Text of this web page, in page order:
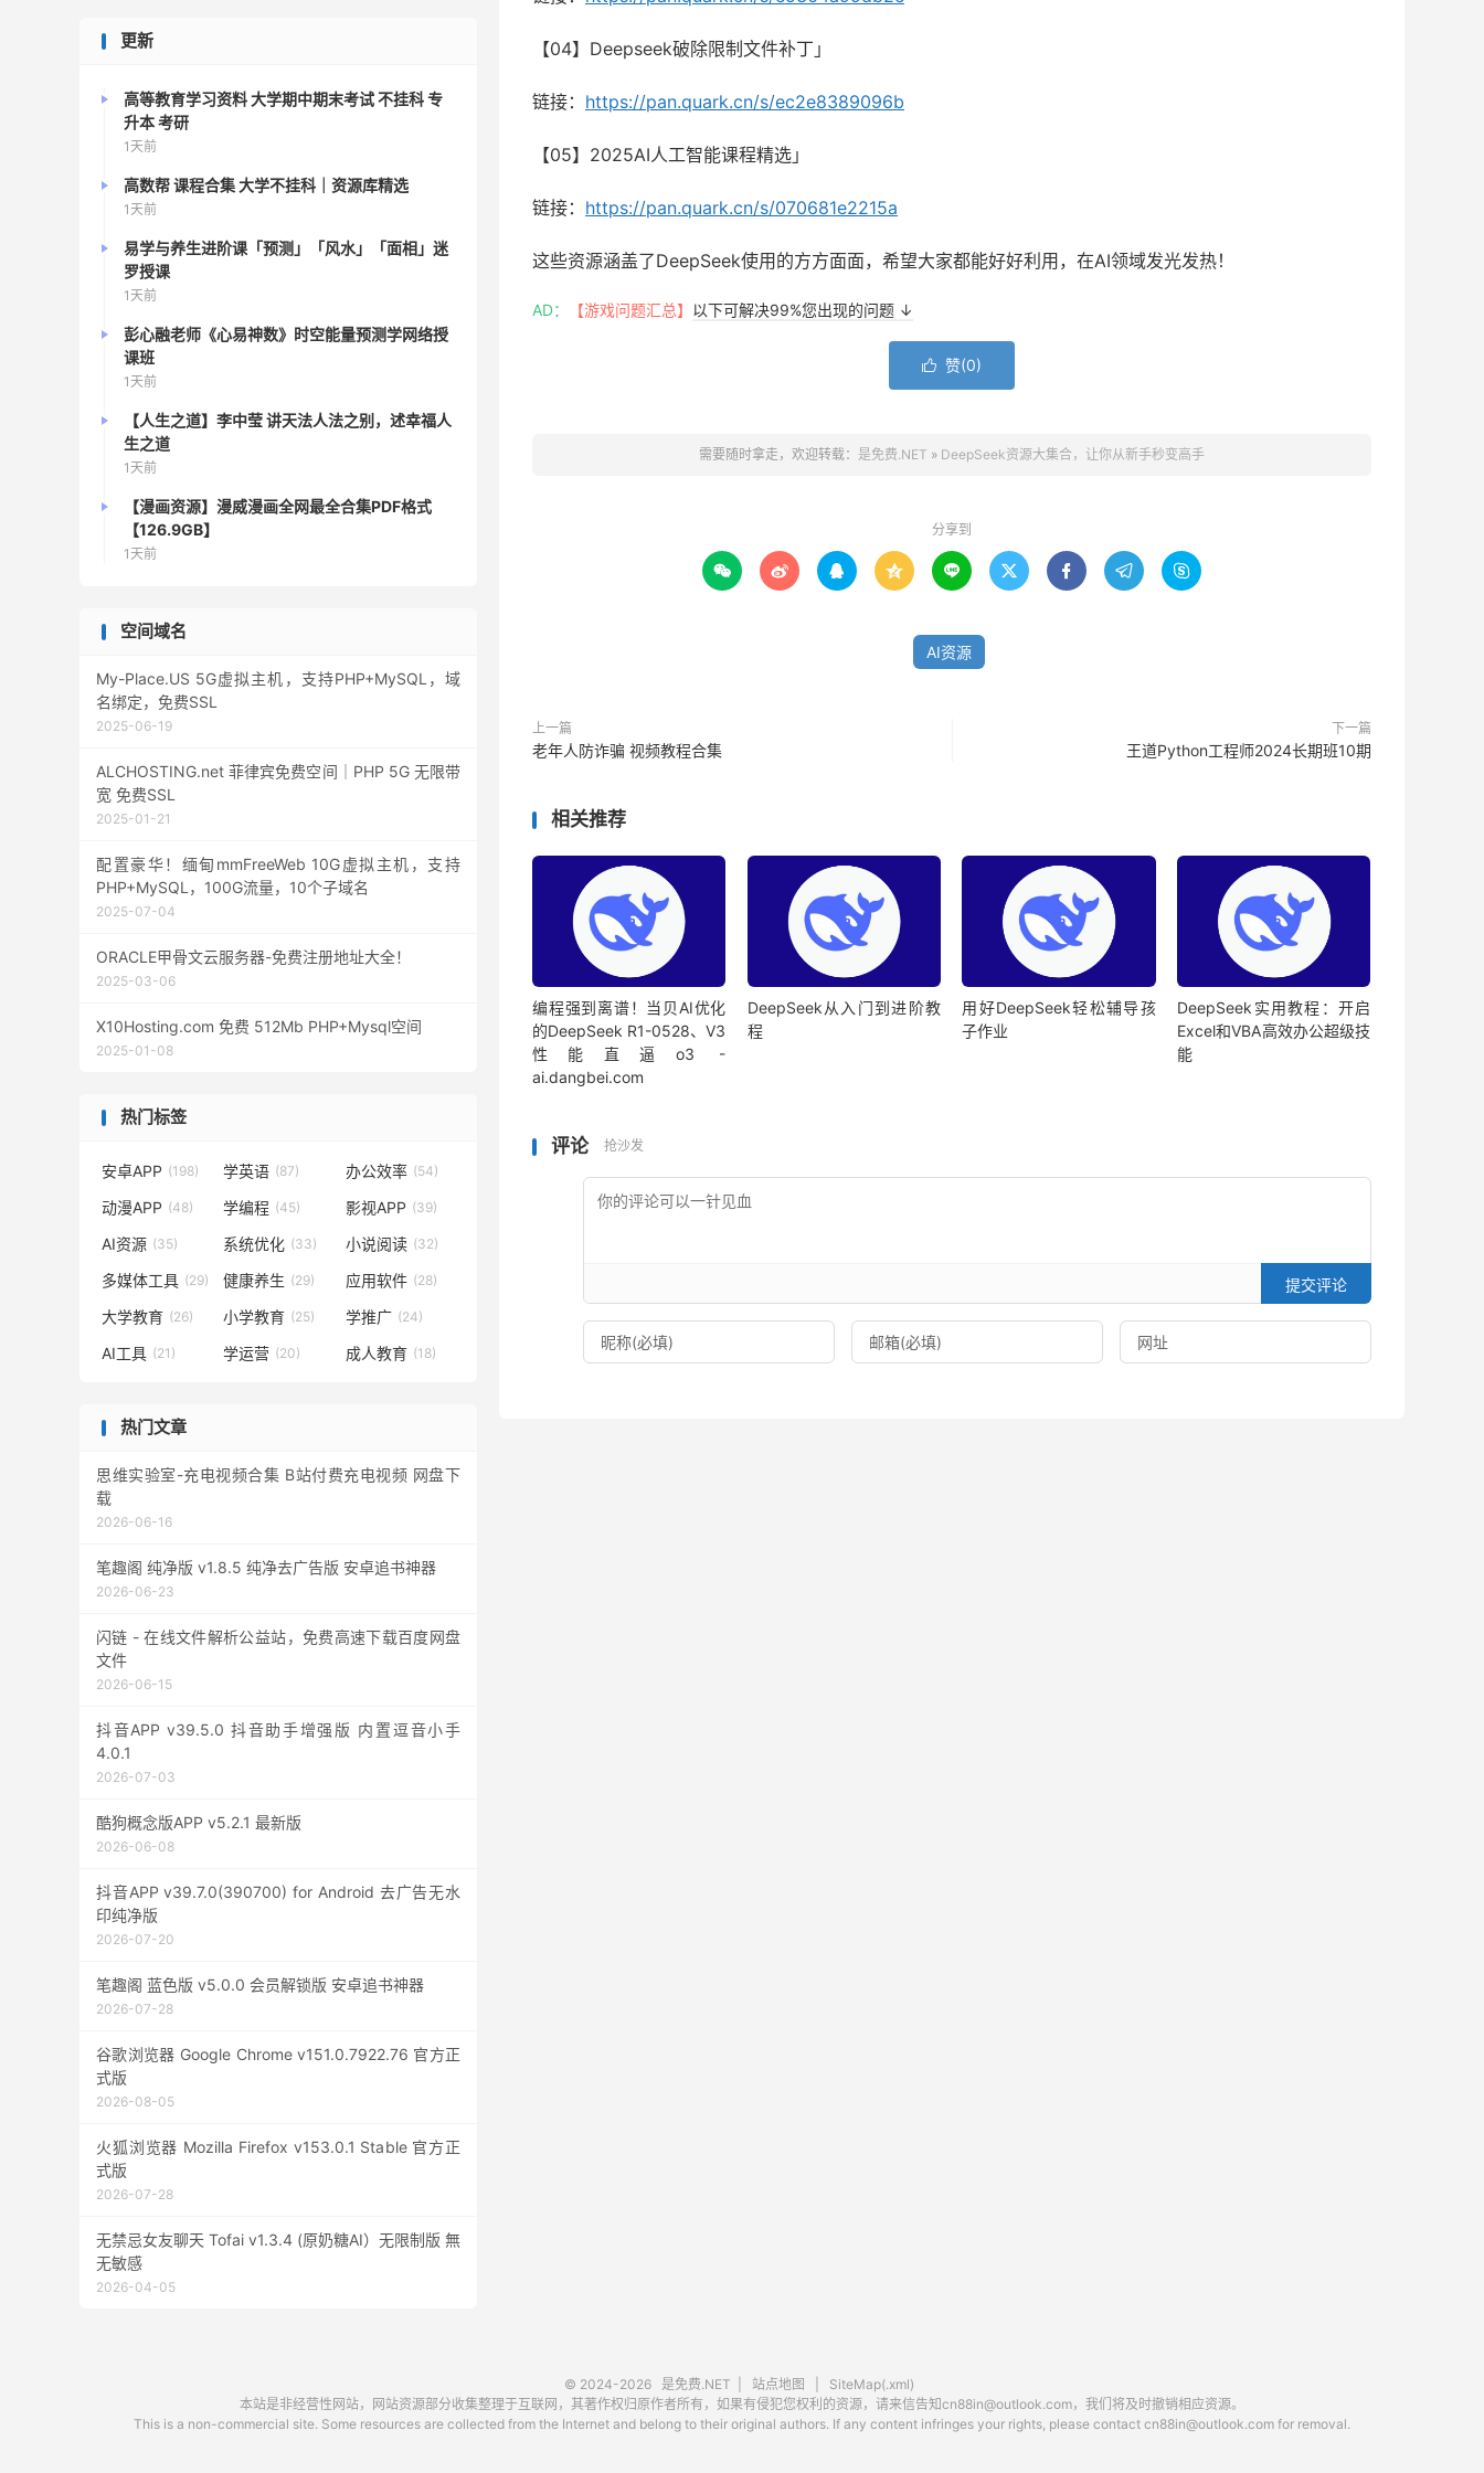
【04】Deepseek破除限制文件补丁」
链接： https://pan.quark.cn/s/ec2e8389096b
【05】2025AI人工智能课程精选」
链接： https://pan.quark.cn/s/070681e2215a
这些资源涵盖了DeepSeek使用的方方面面，希望大家都能好好利用，在AI领域发光发热！
AD： 【游戏问题汇总】 以下可解决99%您出现的问题 ↓
 赞(0)
需要随时拿走，欢迎转载： 是免费.NET » DeepSeek资源大集合，让你从新手秒变高手
分享到
        
AI资源
上一篇
老年人防诈骗 视频教程合集
下一篇
王道Python工程师2024长期班10期
相关推荐
编程强到离谱！当贝AI优化
的DeepSeek R1-0528、V3
性能直逼o3 -
ai.dangbei.com
DeepSeek从入门到进阶教
程
用好DeepSeek轻松辅导孩
子作业
DeepSeek实用教程：开启
Excel和VBA高效办公超级技
能
评论 抢沙发
提交评论
更新
高等教育学习资料 大学期中期末考试 不挂科 专
升本 考研
1天前
高数帮 课程合集 大学不挂科｜资源库精选
1天前
易学与养生进阶课「预测」「风水」「面相」迷
罗授课
1天前
彭心融老师《心易神数》时空能量预测学网络授
课班
1天前
【人生之道】李中莹 讲天法人法之别，述幸福人
生之道
1天前
【漫画资源】漫威漫画全网最全合集PDF格式
【126.9GB】
1天前
空间域名
My-Place.US 5G虚拟主机，支持PHP+MySQL，域
名绑定，免费SSL
2025-06-19
ALCHOSTING.net 菲律宾免费空间｜PHP 5G 无限带
宽 免费SSL
2025-01-21
配置豪华！缅甸mmFreeWeb 10G虚拟主机，支持
PHP+MySQL，100G流量，10个子域名
2025-07-04
ORACLE甲骨文云服务器-免费注册地址大全！
2025-03-06
X10Hosting.com 免费 512Mb PHP+Mysql空间
2025-01-08
热门标签
安卓APP (198) 学英语 (87) 办公效率 (54)
动漫APP (48) 学编程 (45) 影视APP (39)
AI资源 (35) 系统优化 (33) 小说阅读 (32)
多媒体工具 (29) 健康养生 (29) 应用软件 (28)
大学教育 (26) 小学教育 (25) 学推广 (24)
AI工具 (21) 学运营 (20) 成人教育 (18)
热门文章
思维实验室-充电视频合集 B站付费充电视频 网盘下
载
2026-06-16
笔趣阁 纯净版 v1.8.5 纯净去广告版 安卓追书神器
2026-06-23
闪链 - 在线文件解析公益站，免费高速下载百度网盘
文件
2026-06-15
抖音APP v39.5.0 抖音助手增强版 内置逗音小手
4.0.1
2026-07-03
酷狗概念版APP v5.2.1 最新版
2026-06-08
抖音APP v39.7.0(390700) for Android 去广告无水
印纯净版
2026-07-20
笔趣阁 蓝色版 v5.0.0 会员解锁版 安卓追书神器
2026-07-28
谷歌浏览器 Google Chrome v151.0.7922.76 官方正
式版
2026-08-05
火狐浏览器 Mozilla Firefox v153.0.1 Stable 官方正
式版
2026-07-28
无禁忌女友聊天 Tofai v1.3.4 (原奶糖AI）无限制版 無
无敏感
2026-04-05
© 2024-2026 是免费.NET 站点地图
SiteMap(.xml)
本站是非经营性网站，网站资源部分收集整理于互联网，其著作权归原作者所有，如果有侵犯您权利的资源，请来信告知cn88in@outlook.com，我们将及时撤销相应资源。
This is a non-commercial site. Some resources are collected from the Internet and belong to their original authors. If any content infringes your rights, please contact cn88in@outlook.com for removal.